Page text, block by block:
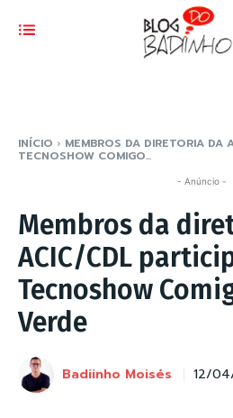
INÍCIO MEMBROS DA DIRETORIA DA
TECNOSHOW COMIGO...
- Anúncio -
Membros da
ACIC/CDL
Tecnoshow
Verde
Badiinho Moisés 12/